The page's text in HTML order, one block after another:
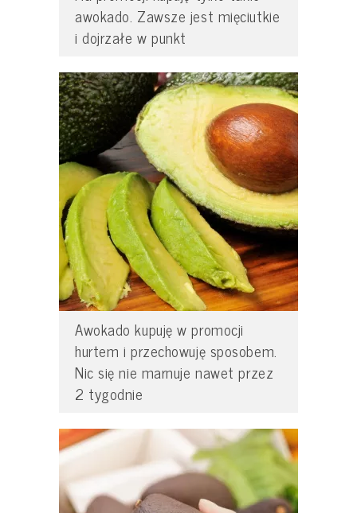
awokado. Zawsze jest mięciutkie
i dojrzałe w punkt
Awokado kupuję w promocji
hurtem i przechowuję sposobem.
Nic się nie marnuje nawet przez
2 tygodnie